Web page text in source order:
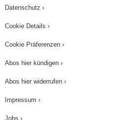
Datenschutz ›
Cookie Details ›
Cookie Präferenzen ›
Abos hier kündigen ›
Abos hier widerrufen ›
Impressum ›
Jobs ›